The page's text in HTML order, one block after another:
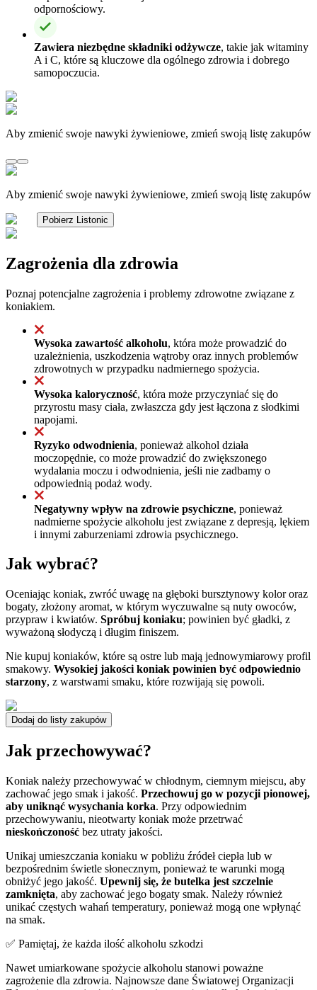
odpornościowy.
Zawiera niezbędne składniki odżywcze, takie jak witaminy
A i C, które są kluczowe dla ogólnego zdrowia i dobrego
samopoczucia.
Aby zmienić swoje nawyki żywieniowe, zmień swoją listę zakupów
Aby zmienić swoje nawyki żywieniowe, zmień swoją listę zakupów
Pobierz Listonic
Zagrożenia dla zdrowia
Poznaj potencjalne zagrożenia i problemy zdrowotne związane z
koniakiem.
Wysoka zawartość alkoholu, która może prowadzić do
uzależnienia, uszkodzenia wątroby oraz innych problemów
zdrowotnych w przypadku nadmiernego spożycia.
Wysoka kaloryczność, która może przyczyniać się do
przyrostu masy ciała, zwłaszcza gdy jest łączona z słodkimi
napojami.
Ryzyko odwodnienia, ponieważ alkohol działa
moczopędnie, co może prowadzić do zwiększonego
wydalania moczu i odwodnienia, jeśli nie zadbamy o
odpowiednią podaż wody.
Negatywny wpływ na zdrowie psychiczne, ponieważ
nadmierne spożycie alkoholu jest związane z depresją, lękiem
i innymi zaburzeniami zdrowia psychicznego.
Jak wybrać?
Oceniając koniak, zwróć uwagę na głęboki bursztynowy kolor oraz
bogaty, złożony aromat, w którym wyczuwalne są nuty owoców,
przypraw i kwiatów. Spróbuj koniaku; powinien być gładki, z
wyważoną słodyczą i długim finiszem.
Nie kupuj koniaków, które są ostre lub mają jednowymiarowy profil
smakowy. Wysokiej jakości koniak powinien być odpowiednio
starzony, z warstwami smaku, które rozwijają się powoli.
Dodaj do listy zakupów
Jak przechowywać?
Koniak należy przechowywać w chłodnym, ciemnym miejscu, aby
zachować jego smak i jakość. Przechowuj go w pozycji pionowej,
aby uniknąć wysychania korka. Przy odpowiednim
przechowywaniu, nieotwarty koniak może przetrwać
nieskończoność bez utraty jakości.
Unikaj umieszczania koniaku w pobliżu źródeł ciepła lub w
bezpośrednim świetle słonecznym, ponieważ te warunki mogą
obniżyć jego jakość. Upewnij się, że butelka jest szczelnie
zamknięta, aby zachować jego bogaty smak. Należy również
unikać częstych wahań temperatury, ponieważ mogą one wpłynąć
na smak.
✅ Pamiętaj, że każda ilość alkoholu szkodzi
Nawet umiarkowane spożycie alkoholu stanowi poważne
zagrożenie dla zdrowia. Najnowsze dane Światowej Organizacji